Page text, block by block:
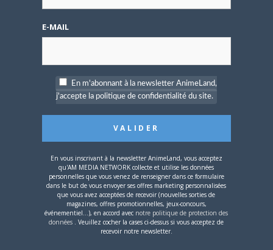
4 AOÛT 2026
Une nouvelle série TV
pour 2027
4 JUILLET 2026
[Entretien] Mokochan : «
Lors des prémices du
projet, il était déjà
demandé de suivre au
mieux le manga
originel.»
E-MAIL
En m'abonnant à la newsletter AnimeLand,
j'accepte la politique de confidentialité du site.
En vous inscrivant à la newsletter AnimeLand, vous acceptez
qu'AM MEDIA NETWORK collecte et utilise les données
personnelles que vous venez de renseigner dans ce formulaire
dans le but de vous envoyer ses offres marketing personnalisées
que vous avez acceptées de recevoir (nouvelles sorties de
magazines, offres promotionnelles, jeux-concours,
événementiel...), en accord avec notre politique de protection des
données . Veuillez cocher la cases ci-dessus si vous acceptez de
recevoir notre newsletter.